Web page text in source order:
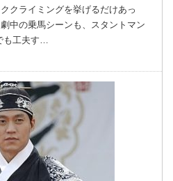
クライミングを挙げるだけあっ
中の乗馬シーンも、スタントマン
も工夫す…